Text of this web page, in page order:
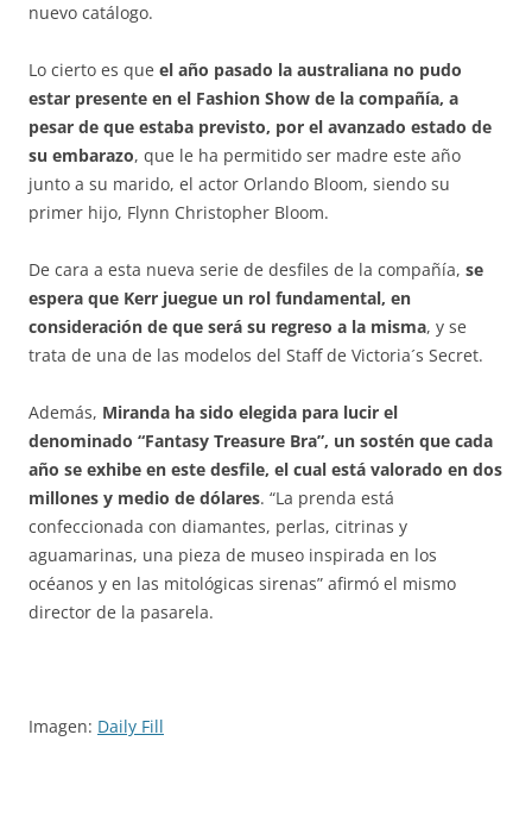
nuevo catálogo.
Lo cierto es que el año pasado la australiana no pudo
estar presente en el Fashion Show de la compañía, a
pesar de que estaba previsto, por el avanzado estado de
su embarazo, que le ha permitido ser madre este año
junto a su marido, el actor Orlando Bloom, siendo su
primer hijo, Flynn Christopher Bloom.
De cara a esta nueva serie de desfiles de la compañía, se
espera que Kerr juegue un rol fundamental, en
consideración de que será su regreso a la misma, y se
trata de una de las modelos del Staff de Victoria´s Secret.
Además, Miranda ha sido elegida para lucir el
denominado “Fantasy Treasure Bra”, un sostén que cada
año se exhibe en este desfile, el cual está valorado en dos
millones y medio de dólares. “La prenda está
confeccionada con diamantes, perlas, citrinas y
aguamarinas, una pieza de museo inspirada en los
océanos y en las mitológicas sirenas” afirmó el mismo
director de la pasarela.
Imagen: Daily Fill